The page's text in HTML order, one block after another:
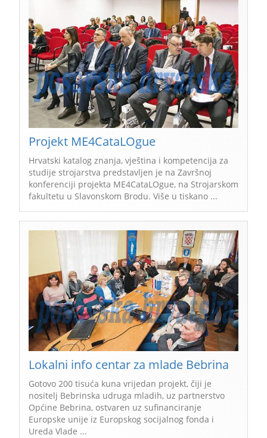
Projekt ME4CataLOgue
Hrvatski katalog znanja, vještina i kompetencija za
studije strojarstva predstavljen je na Završnoj
konferenciji projekta ME4CataLOgue, na Strojarskom
fakultetu u Slavonskom Brodu. Više u tiskano ...
Lokalni info centar za mlade Bebrina
Gotovo 200 tisuća kuna vrijedan projekt, čiji je
nositelj Bebrinska udruga mladih, uz partnerstvo
Općine Bebrina, ostvaren uz sufinanciranje
Europske unije iz Europskog socijalnog fonda i
Ureda Vlade ...